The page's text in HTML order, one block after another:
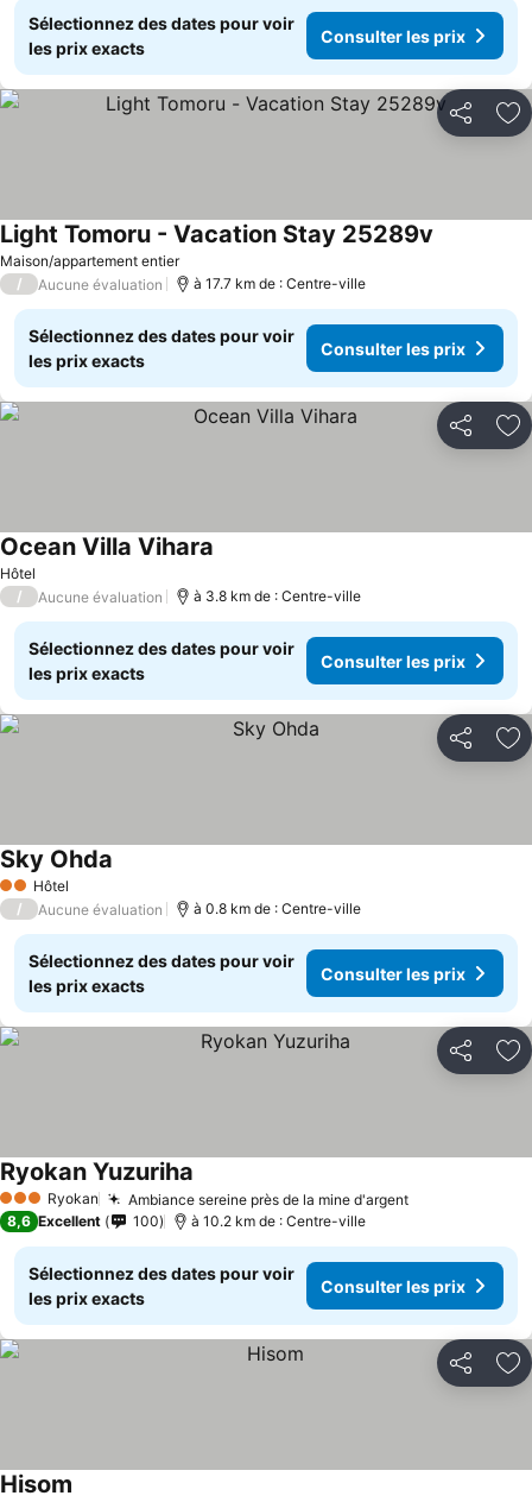
Sélectionnez des dates pour voir
les prix exacts
Consulter les prix
Partager
Maison/appartement entier
Light Tomoru - Vacation Stay 25289v
/ Aucune évaluation à 17.7 km de : Centre-ville
Sélectionnez des dates pour voir
les prix exacts
Consulter les prix
Partager
Hôtel
Ocean Villa Vihara
/ Aucune évaluation à 3.8 km de : Centre-ville
Sélectionnez des dates pour voir
les prix exacts
Consulter les prix
Partager
2 Étoiles
Hôtel
Sky Ohda
/ Aucune évaluation à 0.8 km de : Centre-ville
Sélectionnez des dates pour voir
les prix exacts
Consulter les prix
Partager
3 ÉtoilesRyokan Ambiance sereine près de la mine d'argent
Ryokan Yuzuriha
8,6 Excellent 100 à 10.2 km de : Centre-ville
Sélectionnez des dates pour voir
les prix exacts
Consulter les prix
Partager
Hisom